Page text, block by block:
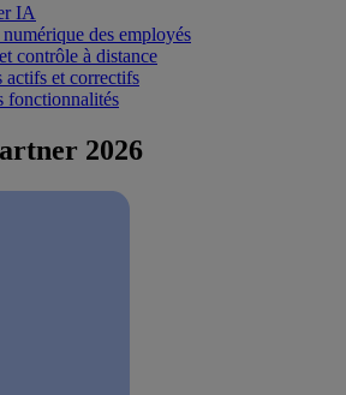
IA
des employés
contrôle à distance
actifs et correctifs
fonctionnalités
2026